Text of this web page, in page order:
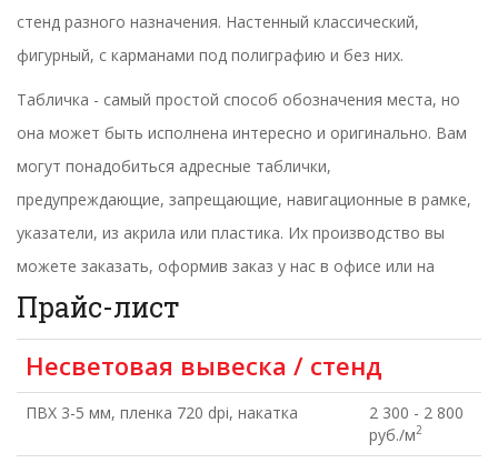
стенд разного назначения. Настенный классический,
фигурный, с карманами под полиграфию и без них.
Табличка - самый простой способ обозначения места, но
она может быть исполнена интересно и оригинально. Вам
могут понадобиться адресные таблички,
предупреждающие, запрещающие, навигационные в рамке,
указатели, из акрила или пластика. Их производство вы
можете заказать, оформив заказ у нас в офисе или на
сайте.
Прайс-лист
Несветовая вывеска / стенд
ПВХ 3-5 мм, пленка 720 dpi, накатка
2 300 - 2 800
руб./м2